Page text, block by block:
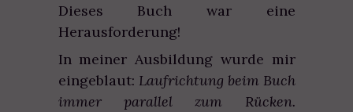
Dieses Buch war eine
Herausforderung!
In meiner Ausbildung wurde mir
eingeblaut: Laufrichtung beim Buch
immer parallel zum Rücken.